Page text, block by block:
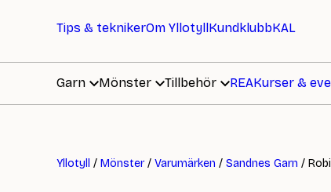
Tips & teknikerOm Yllotyll KundklubbKAL
Garn
Mönster Tillbehör REAKurser &
Yllotyll / Mönster/ Varumärken / Sandnes Garn /